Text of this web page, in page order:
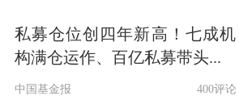
者信用政策的调整，其实
多的担心，因为经济面
私募仓位创四年新高！七成机
构满仓运作、百亿私募带头...
中国基金报 400评论